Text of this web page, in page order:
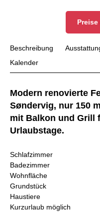
Beschreibung
Kalender
Modern renovierte
Søndervig, nur 150
mit Balkon und Grill
Urlaubstage.
Schlafzimmer
Badezimmer
Wohnfläche
Grundstück
Haustiere
Kurzurlaub möglich